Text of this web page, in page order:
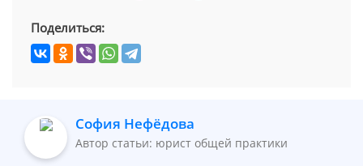
Поделиться:
София Нефёдова
Автор статьи: юрист общей практики